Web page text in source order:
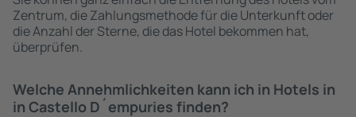
Zentrum, die Zahlungsmethode für die Unterkunft oder
die Anzahl der Sterne, die das Hotel bekommen hat,
überprüfen.
Welche Annehmlichkeiten kann ich in Hotels in
in Castello D´empuries finden?